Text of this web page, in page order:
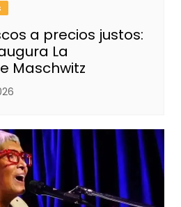
a precios justos:
La
Maschwitz